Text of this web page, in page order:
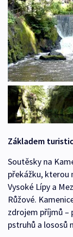
Základem
Soutěsky na
překážku, kterou
Vysoké Lípy a
Růžové.
zdrojem příjmů –
pstruhů a lososů